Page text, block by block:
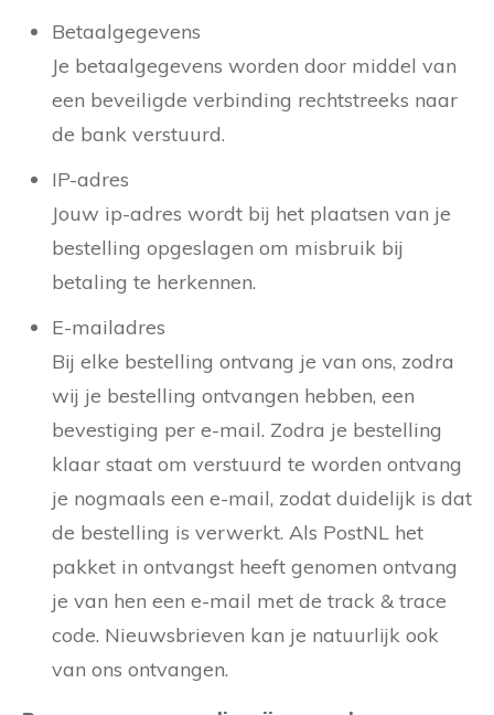
Betaalgegevens
Je betaalgegevens worden door middel van
een beveiligde verbinding rechtstreeks naar
de bank verstuurd.
IP-adres
Jouw ip-adres wordt bij het plaatsen van je
bestelling opgeslagen om misbruik bij
betaling te herkennen.
E-mailadres
Bij elke bestelling ontvang je van ons, zodra
wij je bestelling ontvangen hebben, een
bevestiging per e-mail. Zodra je bestelling
klaar staat om verstuurd te worden ontvang
je nogmaals een e-mail, zodat duidelijk is dat
de bestelling is verwerkt. Als PostNL het
pakket in ontvangst heeft genomen ontvang
je van hen een e-mail met de track & trace
code. Nieuwsbrieven kan je natuurlijk ook
van ons ontvangen.